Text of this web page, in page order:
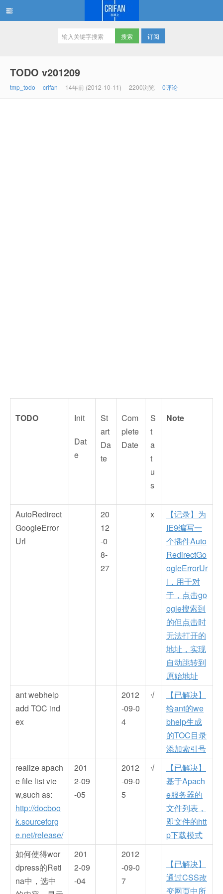
订阅
TODO v201209
tmp_todo crifan 14年前 (2012-10-11) 2200浏览 0评论
TODO Init
Dat
e
St
art
Da
te
Com
plete
Date
S
t
a
t
u
s
Note
AutoRedirect
GoogleError
Url
20
12
-0
8-
27
x
【记录】为
IE9编写一
个插件Auto
RedirectGo
ogleErrorUr
l，用于对
于，点击go
ogle搜索到
的但点击时
无法打开的
地址，实现
自动跳转到
原始地址
ant webhelp
add TOC ind
ex
2012
-09-0
4
√
【已解决】
给ant的we
bhelp生成
的TOC目录
添加索引号
realize apach
e file list vie
w,such as:
http://docboo
k.sourceforg
e.net/release/
201
2-09
-05
2012
-09-0
5
√
【已解决】
基于Apach
e服务器的
文件列表，
即文件的htt
p下载模式
如何使得wor
dpress的Reti
na中，选中
201
2-09
-04
2012
-09-0
7
【已解决】
通过CSS改
变网页中所